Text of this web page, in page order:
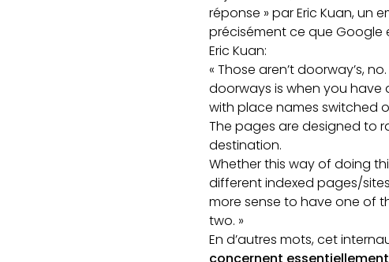
réponse » par Eric Kuan, un
précisément ce que Google
Eric Kuan:
« Those aren’t doorway’s,
doorways is when you have
with place names switched
The pages are designed to
destination.
Whether this way of doing
different indexed pages/
more sense to have one of
two. »
En d’autres mots, cet
concernent